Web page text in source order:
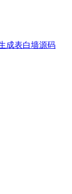
成表白墙源码